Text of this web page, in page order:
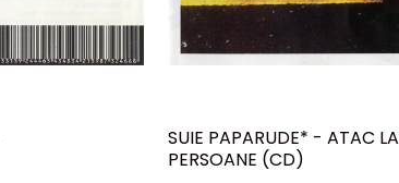
SUIE PAPARUDE* - ATAC LA
PERSOANE (CD)